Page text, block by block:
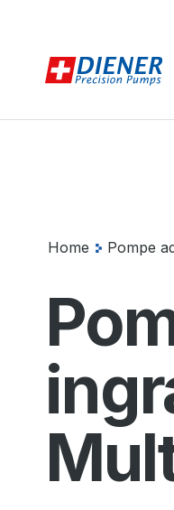
Home Pompe